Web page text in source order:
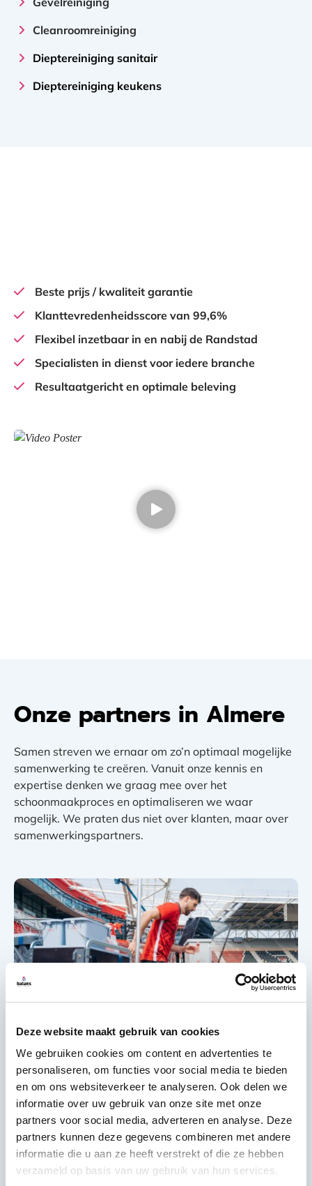
Deze website maakt gebruik van cookies
We gebruiken cookies om content en advertenties te
personaliseren, om functies voor social media te bieden
en om ons websiteverkeer te analyseren. Ook delen we
informatie over uw gebruik van onze site met onze
partners voor social media, adverteren en analyse. Deze
partners kunnen deze gegevens combineren met andere
informatie die u aan ze heeft verstrekt of die ze hebben
verzameld op basis van uw gebruik van hun services.
Cleanroomreiniging
Dieptereiniging sanitair
Dieptereiniging keukens
Beste prijs / kwaliteit garantie
Klanttevredenheidsscore van 99,6%
Flexibel inzetbaar in en nabij de Randstad
Specialisten in dienst voor iedere branche
Resultaatgericht en optimale beleving
Onze partners in Almere
Samen streven we ernaar om zo’n optimaal mogelijke
samenwerking te creëren. Vanuit onze kennis en
expertise denken we graag mee over het
schoonmaakproces en optimaliseren we waar
mogelijk. We praten dus niet over klanten, maar over
samenwerkingspartners.